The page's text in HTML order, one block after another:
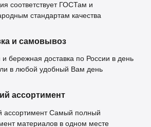
соответствует ГОСТам и
стандартам качества
и самовывоз
и бережная доставка по России в день
в любой удобный Вам день
ассортимент
ассортимент Самый полный
материалов в одном месте